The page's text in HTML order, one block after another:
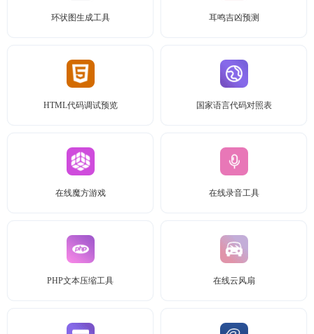
环状图生成工具 耳鸣吉凶预测
HTML代码调试预览 国家语言代码对照表
在线魔方游戏 在线录音工具
PHP文本压缩工具 在线云风扇